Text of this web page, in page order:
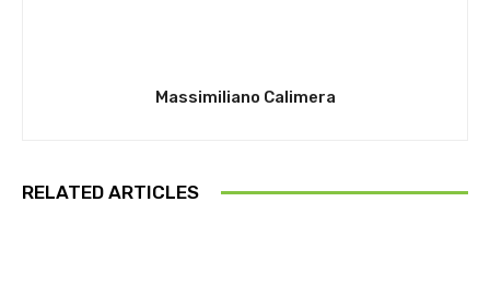
Massimiliano Calimera
RELATED ARTICLES